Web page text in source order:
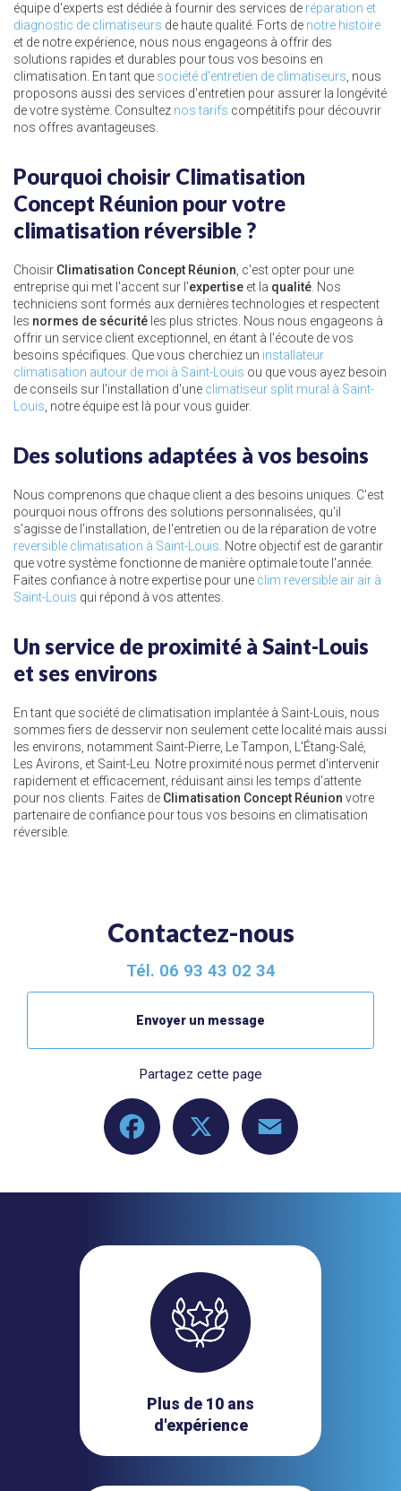
équipe d'experts est dédiée à fournir des services de réparation et
diagnostic de climatiseurs de haute qualité. Forts de notre histoire
et de notre expérience, nous nous engageons à offrir des
solutions rapides et durables pour tous vos besoins en
climatisation. En tant que société d'entretien de climatiseurs , nous
proposons aussi des services d'entretien pour assurer la longévité
de votre système. Consultez nos tarifs compétitifs pour découvrir
nos offres avantageuses.
Pourquoi choisir Climatisation
Concept Réunion pour votre
climatisation réversible ?
Choisir Climatisation Concept Réunion , c'est opter pour une
entreprise qui met l'accent sur l'expertise et la qualité . Nos
techniciens sont formés aux dernières technologies et respectent
les normes de sécurité les plus strictes. Nous nous engageons à
offrir un service client exceptionnel, en étant à l'écoute de vos
besoins spécifiques. Que vous cherchiez un installateur
climatisation autour de moi à Saint-Louis ou que vous ayez besoin
de conseils sur l'installation d'une climatiseur split mural à Saint-
Louis , notre équipe est là pour vous guider.
Des solutions adaptées à vos besoins
Nous comprenons que chaque client a des besoins uniques. C'est
pourquoi nous offrons des solutions personnalisées, qu'il
s'agisse de l'installation, de l'entretien ou de la réparation de votre
reversible climatisation à Saint-Louis . Notre objectif est de garantir
que votre système fonctionne de manière optimale toute l'année.
Faites confiance à notre expertise pour une clim reversible air air à
Saint-Louis qui répond à vos attentes.
Un service de proximité à Saint-Louis
et ses environs
En tant que société de climatisation implantée à Saint-Louis, nous
sommes fiers de desservir non seulement cette localité mais aussi
les environs, notamment Saint-Pierre, Le Tampon, L'Étang-Salé,
Les Avirons, et Saint-Leu. Notre proximité nous permet d'intervenir
rapidement et efficacement, réduisant ainsi les temps d'attente
pour nos clients. Faites de Climatisation Concept Réunion votre
partenaire de confiance pour tous vos besoins en climatisation
réversible.
Contactez-nous
Tél. 06 93 43 02 34
Envoyer un message
Partagez cette page
Facebook
Plus de 10 ans
d'expérience